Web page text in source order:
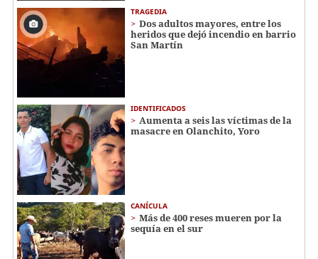
TRAGEDIA
Dos adultos mayores, entre los
heridos que dejó incendio en barrio
San Martín
IDENTIFICADOS
Aumenta a seis las víctimas de la
masacre en Olanchito, Yoro
CANÍCULA
Más de 400 reses mueren por la
sequía en el sur